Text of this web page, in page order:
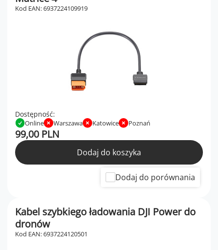
Kod EAN: 6937224109919
Dostępność:
Online Warszawa Katowice Poznań
99,00 PLN
Dodaj do koszyka
Dodaj do porównania
Kabel szybkiego ładowania DJI Power do
dronów
Kod EAN: 6937224120501